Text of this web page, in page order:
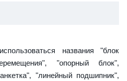
названия "блок
"опорный блок",
"линейный подшипник",